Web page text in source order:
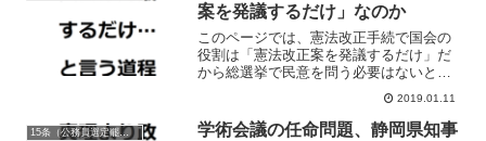
案を発議するだけ」なのか
このページでは、憲法改正手続で国会の
役割は「憲法改正案を発議するだけ」だ
から総選挙で民意を問う必要はないとい
う主張が国民主権の基本原理を無視した
愚かな主張である理由について論じてい
ます。
2019.01.11
15条（公務員選定罷免権等）
学術会議の任命問題、静岡県知事